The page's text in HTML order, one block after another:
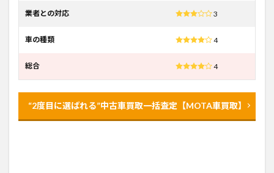
業者との対応 3
車の種類 4
総合 4
“2度目に選ばれる”中古車買取一括査定【MOTA車買取】